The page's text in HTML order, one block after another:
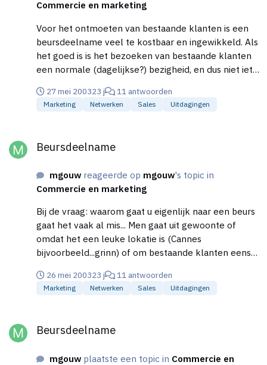
starten en een samenwerking aangaan?
Commercie en marketing
Voor het ontmoeten van bestaande klanten is een
beursdeelname veel te kostbaar en ingewikkeld. Als
het goed is is het bezoeken van bestaande klanten
een normale (dagelijkse?) bezigheid, en dus niet iets
eens gebeurt is de klant uitnodigen op de beurs om
bijvoorbeeld een nieuw product te demonstreren, of
normaal op een beurs, bij ons is dat wat minder).
Maar, over het algemeen kun je zeggen dat je naar
een beurs gaat om NIEUWE klanten te vinden...
Afspraken maken, dus niet een uur met een
potentiele klant (is dat wel zo? hoe schat je dat dan
in?) maar kort en zakelijk in ca. 10 a 15 minuten de
tijd nemen en het liefst een contactformulier
invullen met een visitekaartje erbij (hoeft niet waar
de bezoeker bij is...) En plan een afspraak voor een
uitgebreidere kennismaking! Ik kan wel ff een
27 mei 200323 j 11 antwoorden
Marketing Netwerken Sales Uitdagingen
Beursdeelname
mgouw reageerde op mgouw's topic in
Commercie en marketing
Bij de vraag: waarom gaat u eigenlijk naar een beurs
gaat het vaak al mis... Men gaat uit gewoonte of
omdat het een leuke lokatie is (Cannes
bijvoorbeeld...grinn) of om bestaande klanten eens
beursdeelname moet een onderdeel zijn van de
totale marketing communicatie, en niet gezien
26 mei 200323 j 11 antwoorden
Marketing Netwerken Sales Uitdagingen
Beursdeelname
mgouw plaatste een topic in Commercie en